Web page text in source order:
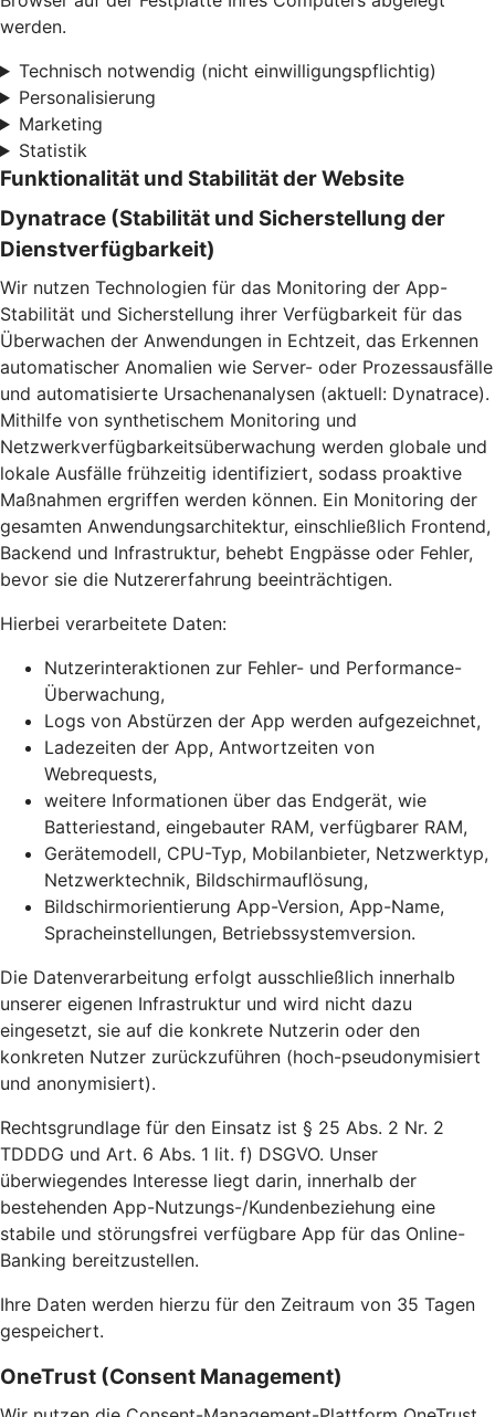
werden.
Technisch notwendig (nicht einwilligungspflichtig)
Personalisierung
Marketing
Statistik
Funktionalität und Stabilität der Website
Dynatrace (Stabilität und Sicherstellung der
Dienstverfügbarkeit)
Wir nutzen Technologien für das Monitoring der App-
Stabilität und Sicherstellung ihrer Verfügbarkeit für das
Überwachen der Anwendungen in Echtzeit, das Erkennen
automatischer Anomalien wie Server- oder Prozessausfälle
und automatisierte Ursachenanalysen (aktuell: Dynatrace).
Mithilfe von synthetischem Monitoring und
Netzwerkverfügbarkeitsüberwachung werden globale und
lokale Ausfälle frühzeitig identifiziert, sodass proaktive
Maßnahmen ergriffen werden können. Ein Monitoring der
gesamten Anwendungsarchitektur, einschließlich Frontend,
Backend und Infrastruktur, behebt Engpässe oder Fehler,
bevor sie die Nutzererfahrung beeinträchtigen.
Hierbei verarbeitete Daten:
Nutzerinteraktionen zur Fehler- und Performance-
Überwachung,
Logs von Abstürzen der App werden aufgezeichnet,
Ladezeiten der App, Antwortzeiten von
Webrequests,
weitere Informationen über das Endgerät, wie
Batteriestand, eingebauter RAM, verfügbarer RAM,
Gerätemodell, CPU-Typ, Mobilanbieter, Netzwerktyp,
Netzwerktechnik, Bildschirmauflösung,
Bildschirmorientierung App-Version, App-Name,
Spracheinstellungen, Betriebssystemversion.
Die Datenverarbeitung erfolgt ausschließlich innerhalb
unserer eigenen Infrastruktur und wird nicht dazu
eingesetzt, sie auf die konkrete Nutzerin oder den
konkreten Nutzer zurückzuführen (hoch-pseudonymisiert
und anonymisiert).
Rechtsgrundlage für den Einsatz ist § 25 Abs. 2 Nr. 2
TDDDG und Art. 6 Abs. 1 lit. f) DSGVO. Unser
überwiegendes Interesse liegt darin, innerhalb der
bestehenden App-Nutzungs-/Kundenbeziehung eine
stabile und störungsfrei verfügbare App für das Online-
Banking bereitzustellen.
Ihre Daten werden hierzu für den Zeitraum von 35 Tagen
gespeichert.
OneTrust (Consent Management)